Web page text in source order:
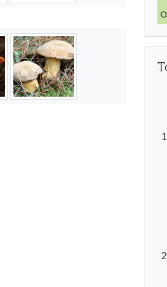
O